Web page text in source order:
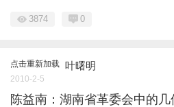
3874 0
点击重新加载 叶曙明
2010-2-5
陈益南：湖南省革委会中的